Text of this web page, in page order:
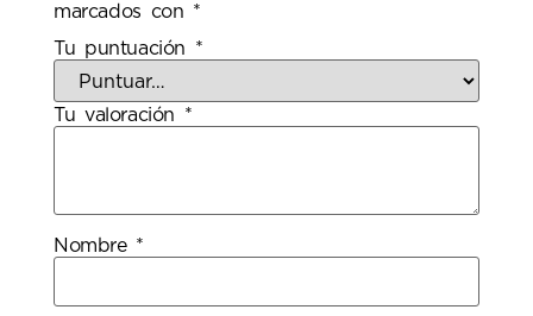
marcados con *
Tu puntuación *
Tu valoración *
Nombre *